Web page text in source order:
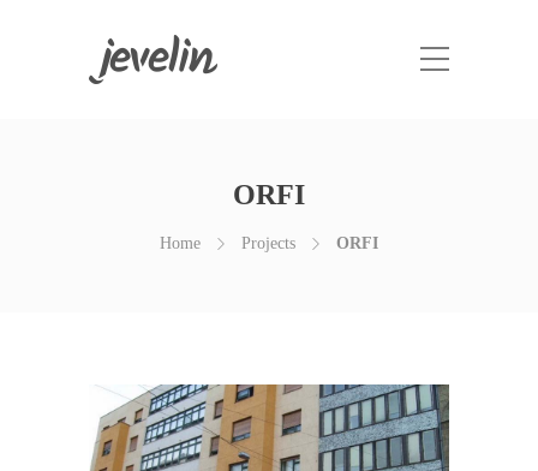
ORFI
Home Projects ORFI